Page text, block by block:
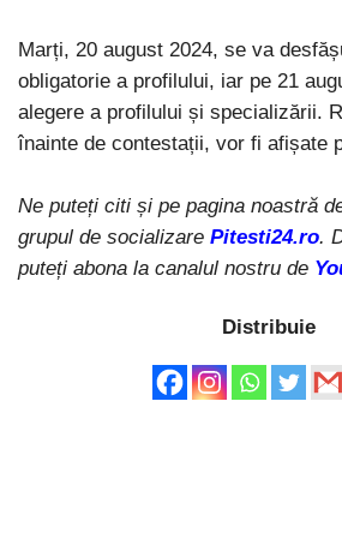
Marți, 20 august 2024, se va
obligatorie a profilului, iar pe 21
alegere a profilului și specializării.
înainte de contestații, vor fi afișate
Ne puteți citi și pe pagina noastră
grupul de socializare Pitesti24.ro.
puteți abona la canalul nostru de
Distribuie